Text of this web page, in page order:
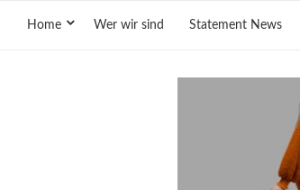
Home Wer wir sind Statement News